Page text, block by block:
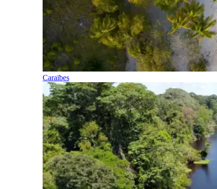
Caraïbes